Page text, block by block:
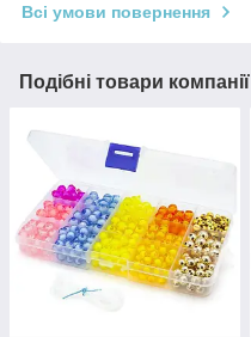
Всі умови повернення
Подібні товари компанії